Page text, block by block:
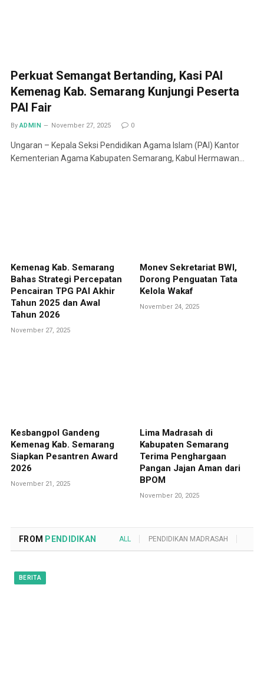
Perkuat Semangat Bertanding, Kasi PAI
Kemenag Kab. Semarang Kunjungi Peserta
PAI Fair
By ADMIN November 27, 2025 0
Ungaran – Kepala Seksi Pendidikan Agama Islam (PAI) Kantor
Kementerian Agama Kabupaten Semarang, Kabul Hermawan…
Kemenag Kab. Semarang
Bahas Strategi Percepatan
Pencairan TPG PAI Akhir
Tahun 2025 dan Awal
Tahun 2026
November 27, 2025
Monev Sekretariat BWI,
Dorong Penguatan Tata
Kelola Wakaf
November 24, 2025
Kesbangpol Gandeng
Kemenag Kab. Semarang
Siapkan Pesantren Award
2026
November 21, 2025
Lima Madrasah di
Kabupaten Semarang
Terima Penghargaan
Pangan Jajan Aman dari
BPOM
November 20, 2025
FROM PENDIDIKAN ALL PENDIDIKAN MADRASAH
BERITA